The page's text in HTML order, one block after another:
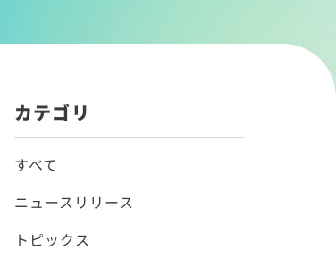
カテゴリ
すべて
ニュースリリース
トピックス